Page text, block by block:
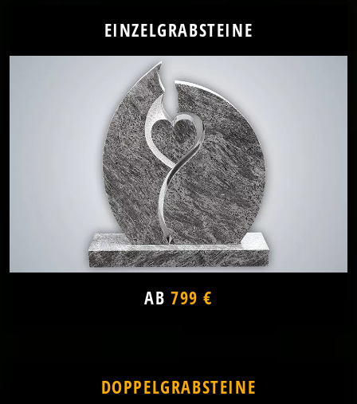
EINZELGRABSTEINE
AB 799 €
DOPPELGRABSTEINE